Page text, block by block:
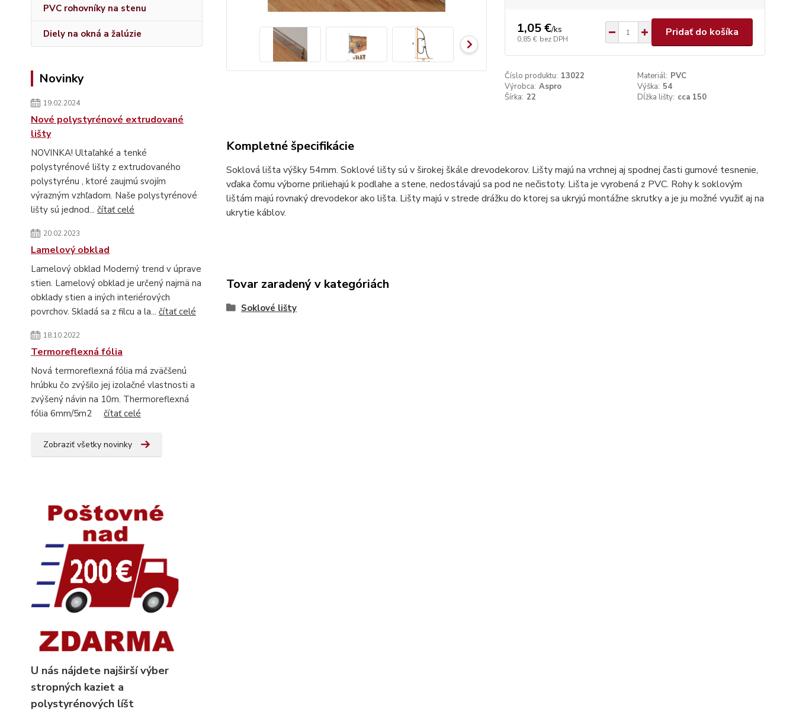
PVC rohovníky na stenu
Diely na okná a žalúzie
Novinky
19.02.2024
Nové polystyrénové extrudované
lišty
NOVINKA! Ultaľahké a tenké
polystyrénové lišty z extrudovaného
polystyrénu , ktoré zaujmú svojím
výrazným vzhľadom. Naše polystyrénové
lišty sú jednod... čítať celé
20.02.2023
Lamelový obklad
Lamelový obklad Moderný trend v úprave
stien. Lamelový obklad je určený najmä na
obklady stien a iných interiérových
povrchov. Skladá sa z filcu a la... čítať celé
18.10.2022
Termoreflexná fólia
Nová termoreflexná fólia má zväčšenú
hrúbku čo zvýšilo jej izolačné vlastnosti a
zvýšený návin na 10m. Thermoreflexná
fólia 6mm/5m2 čítať celé
Zobraziť všetky novinky
U nás nájdete najširší výber
stropných kaziet a
polystyrénových líšt
1,05 €/ks
0,85 € bez DPH
Pridať do košíka
Číslo produktu: 13022 Materiál: PVC
Výrobca: Aspro Výška: 54
Šírka: 22 Dĺžka lišty: cca 150
Kompletné špecifikácie
Soklová lišta výšky 54mm. Soklové lišty sú v širokej škále drevodekorov. Lišty majú na vrchnej aj spodnej časti gumové tesnenie,
vďaka čomu výborne priliehajú k podlahe a stene, nedostávajú sa pod ne nečistoty. Lišta je vyrobená z PVC. Rohy k soklovým
lištám majú rovnaký drevodekor ako lišta. Lišty majú v strede drážku do ktorej sa ukryjú montážne skrutky a je ju možné využiť aj na
ukrytie káblov.
Tovar zaradený v kategóriách
Soklové lišty